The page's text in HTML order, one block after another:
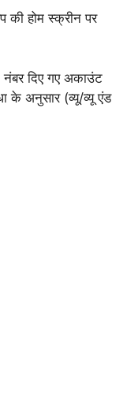
की होम स्क्रीन पर
दिए गए अकाउंट
के अनुसार (व्यू/व्यू एंड